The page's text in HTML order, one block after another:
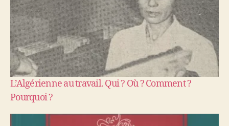
L’Algérienne au travail. Qui ? Où ? Comment ?
Pourquoi ?